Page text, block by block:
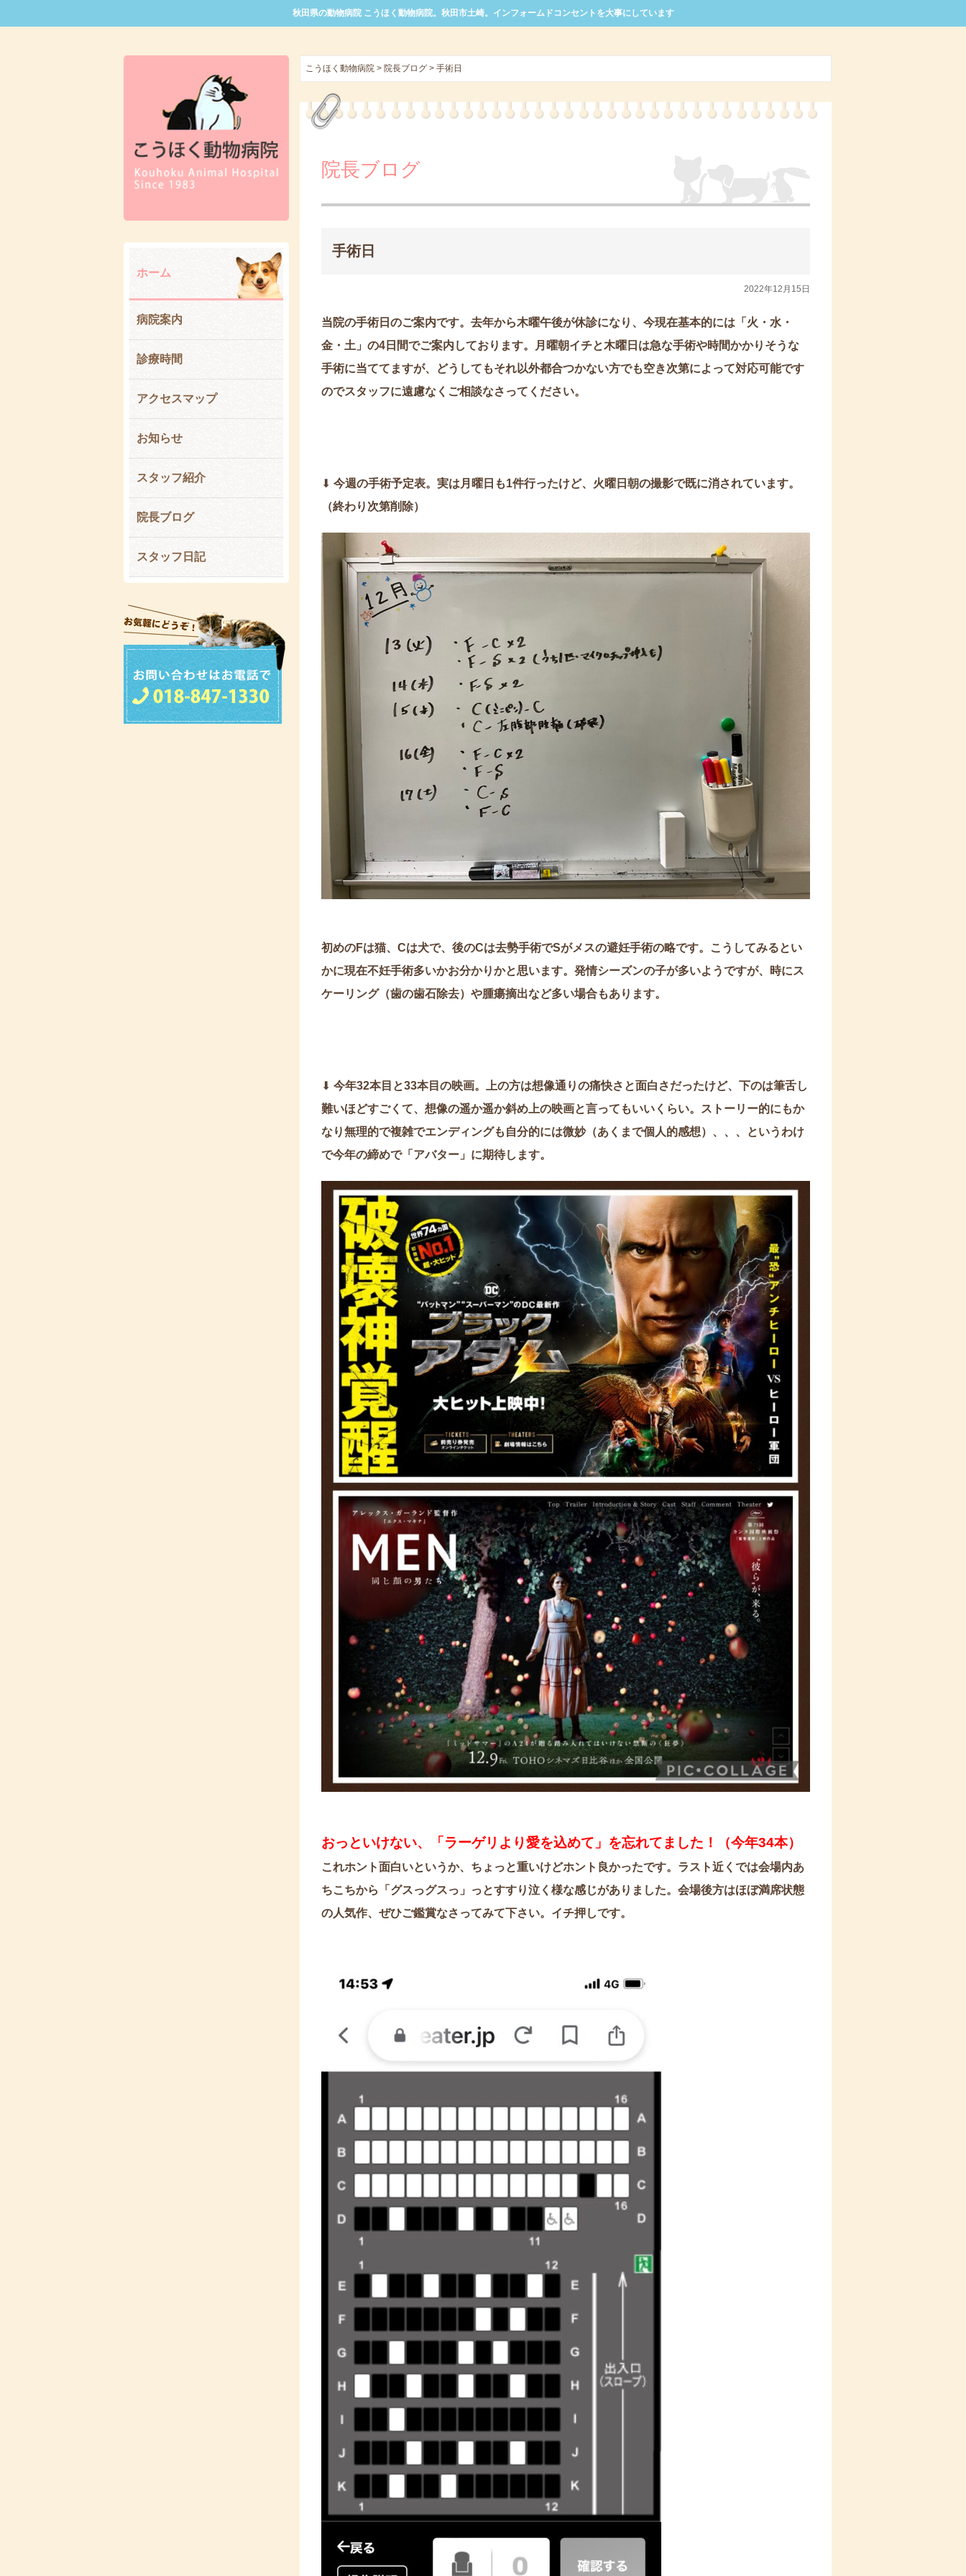
秋田県の動物病院 こうほく動物病院。秋田市土崎。インフォームドコンセントを大事にしています
ホーム
病院案内
診療時間
アクセスマップ
お知らせ
スタッフ紹介
院長ブログ
スタッフ日記
こうほく動物病院 > 院長ブログ > 手術日
院長ブログ
手術日
2022年12月15日
当院の手術日のご案内です。去年から木曜午後が休診になり、今現在基本的には「火・水・
金・土」の4日間でご案内しております。月曜朝イチと木曜日は急な手術や時間かかりそうな
手術に当ててますが、どうしてもそれ以外都合つかない方でも空き次第によって対応可能です
のでスタッフに遠慮なくご相談なさってください。
⬇︎ 今週の手術予定表。実は月曜日も1件行ったけど、火曜日朝の撮影で既に消されています。
（終わり次第削除）
初めのFは猫、Cは犬で、後のCは去勢手術でSがメスの避妊手術の略です。こうしてみるとい
かに現在不妊手術多いかお分かりかと思います。発情シーズンの子が多いようですが、時にス
ケーリング（歯の歯石除去）や腫瘍摘出など多い場合もあります。
⬇︎ 今年32本目と33本目の映画。上の方は想像通りの痛快さと面白さだったけど、下のは筆舌し
難いほどすごくて、想像の遥か遥か斜め上の映画と言ってもいいくらい。ストーリー的にもか
なり無理的で複雑でエンディングも自分的には微妙（あくまで個人的感想）、、、というわけ
で今年の締めで「アバター」に期待します。
おっといけない、「ラーゲリより愛を込めて」を忘れてました！（今年34本）
これホント面白いというか、ちょっと重いけどホント良かったです。ラスト近くでは会場内あ
ちこちから「グスっグスっ」っとすすり泣く様な感じがありました。会場後方はほぼ満席状態
の人気作、ぜひご鑑賞なさってみて下さい。イチ押しです。